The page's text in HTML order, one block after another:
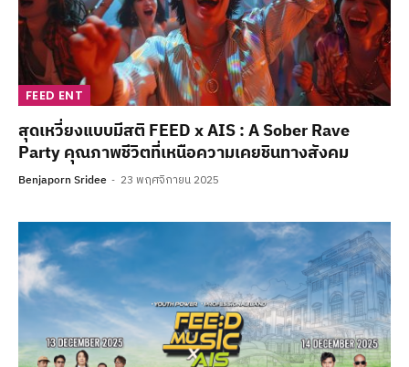
FEED ENT
สุดเหวี่ยงแบบมีสติ FEED x AIS : A Sober Rave
Party คุณภาพชีวิตที่เหนือความเคยชินทางสังคม
Benjaporn Sridee 23 พฤศจิกายน 2025